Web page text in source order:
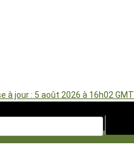
à jour : 5 août 2026 à 16h02 GMT